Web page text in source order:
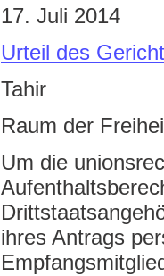
17. Juli 2014
Urteil des
Tahir
Raum der
Um die
ihres Antrags